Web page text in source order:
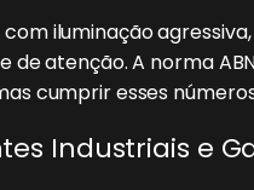
iluminação
de atenção. A norma
cumprir esses
Industriais e